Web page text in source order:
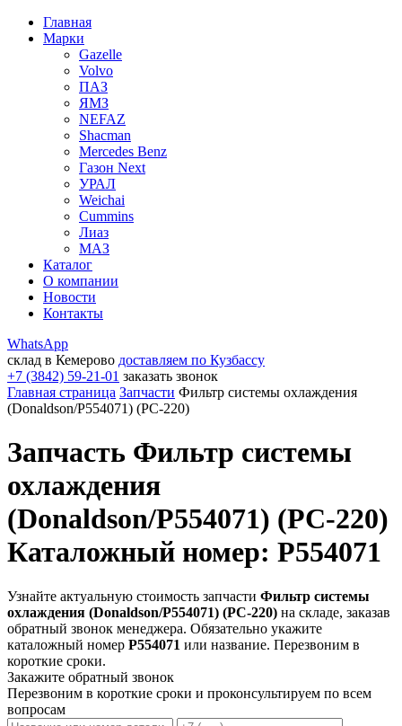
Главная
Марки
Gazelle
Volvo
ПАЗ
ЯМЗ
NEFAZ
Shacman
Mercedes Benz
Газон Next
УРАЛ
Weichai
Cummins
Лиаз
МАЗ
Каталог
О компании
Новости
Контакты
WhatsApp
склад в Кемерово доставляем по Кузбассу
+7 (3842) 59-21-01 заказать звонок
Главная страница Запчасти Фильтр системы охлаждения
(Donaldson/P554071) (PC-220)
Запчасть Фильтр системы
охлаждения
(Donaldson/P554071) (PC-220)
Каталожный номер: P554071
Узнайте актуальную стоимость запчасти Фильтр системы
охлаждения (Donaldson/P554071) (PC-220) на складе, заказав
обратный звонок менеджера. Обязательно укажите
каталожный номер P554071 или название. Перезвоним в
короткие сроки.
Закажите обратный звонок
Перезвоним в короткие сроки и проконсультируем по всем
вопросам